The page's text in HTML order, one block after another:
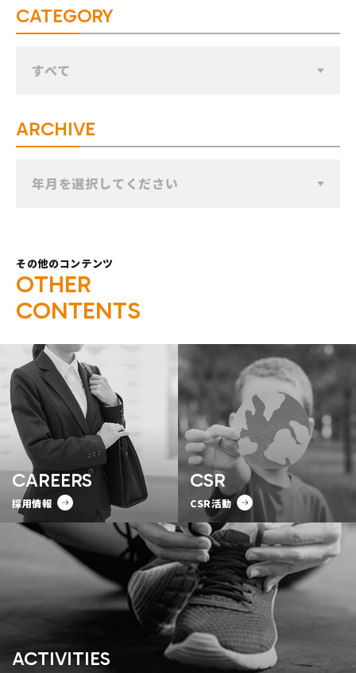
CATEGORY
すべて
ARCHIVE
年月を選択してください
その他のコンテンツ
OTHER
CONTENTS
CAREERS
採用情報
CSR
CSR活動
ACTIVITIES